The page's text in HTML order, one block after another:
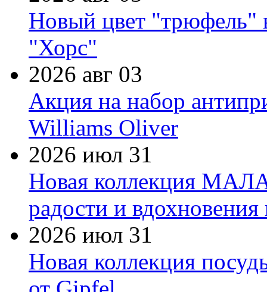
Новый цвет "трюфель"
"Хорс"
2026 авг 03
Акция на набор
Williams Oliver
2026 июл 31
Новая коллекция
радости и
2026 июл 31
Новая коллекция